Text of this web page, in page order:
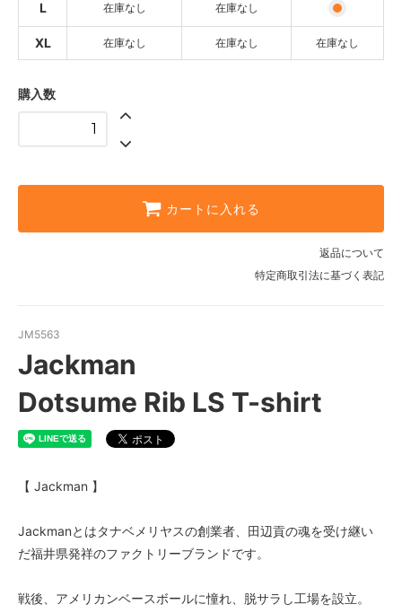
Off White
SOLD OUT
Ink Black
SOLD OUT
SOLD OUT
Olive
L 在庫なし 在庫なし
XL 在庫なし 在庫なし 在庫なし
購入数
カートに入れる
返品について
特定商取引法に基づく表記
JM5563
Jackman
Dotsume Rib LS T-shirt
【 Jackman 】
Jackmanとはタナベメリヤスの創業者、田辺貢の魂を受け継い
だ福井県発祥のファクトリーブランドです。
戦後、アメリカンベースボールに憧れ、脱サラし工場を設立。